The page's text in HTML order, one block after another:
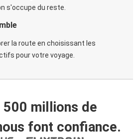
s'occupe du reste.
la route en choisissant les
pour votre voyage.
500 millions de
font confiance.